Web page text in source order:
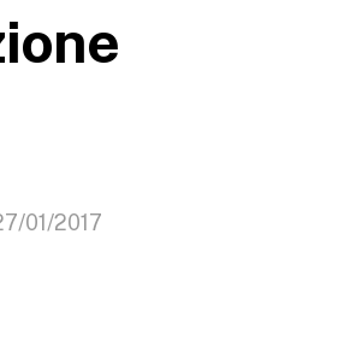
01/2017